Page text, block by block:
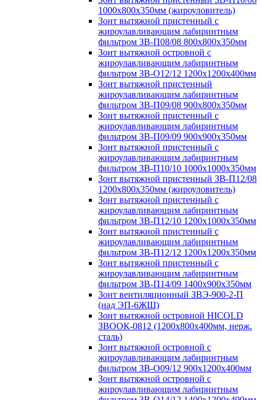
1000х800х350мм (жироуловитель)
Зонт вытяжной пристенный с
жироулавливающим лабиринтным
фильтром ЗВ-П08/08 800х800х350мм
Зонт вытяжной островной с
жироулавливающим лабиринтным
фильтром ЗВ-О12/12 1200х1200х400мм
Зонт вытяжной пристенный
жироулавливающим лабиринтным
фильтром ЗВ-П09/08 900х800х350мм
Зонт вытяжной пристенный с
жироулавливающим лабиринтным
фильтром ЗВ-П09/09 900х900х350мм
Зонт вытяжной пристенный с
жироулавливающим лабиринтным
фильтром ЗВ-П10/10 1000х1000х350мм
Зонт вытяжной пристенный ЗВ-П12/08
1200х800х350мм (жироуловитель)
Зонт вытяжной пристенный с
жироулавливающим лабиринтным
фильтром ЗВ-П12/10 1200х1000х350мм
Зонт вытяжной пристенный с
жироулавливающим лабиринтным
фильтром ЗВ-П12/12 1200х1200х350мм
Зонт вытяжной пристенный с
жироулавливающим лабиринтным
фильтром ЗВ-П14/09 1400х900х350мм
Зонт вентиляционный ЗВЭ-900-2-П
(над ЭП-6ЖШ)
Зонт вытяжной островной HICOLD
ЗВООК-0812 (1200х800x400мм, нерж.
сталь)
Зонт вытяжной островной с
жироулавливающим лабиринтным
фильтром ЗВ-О09/12 900х1200х400мм
Зонт вытяжной островной с
жироулавливающим лабиринтным